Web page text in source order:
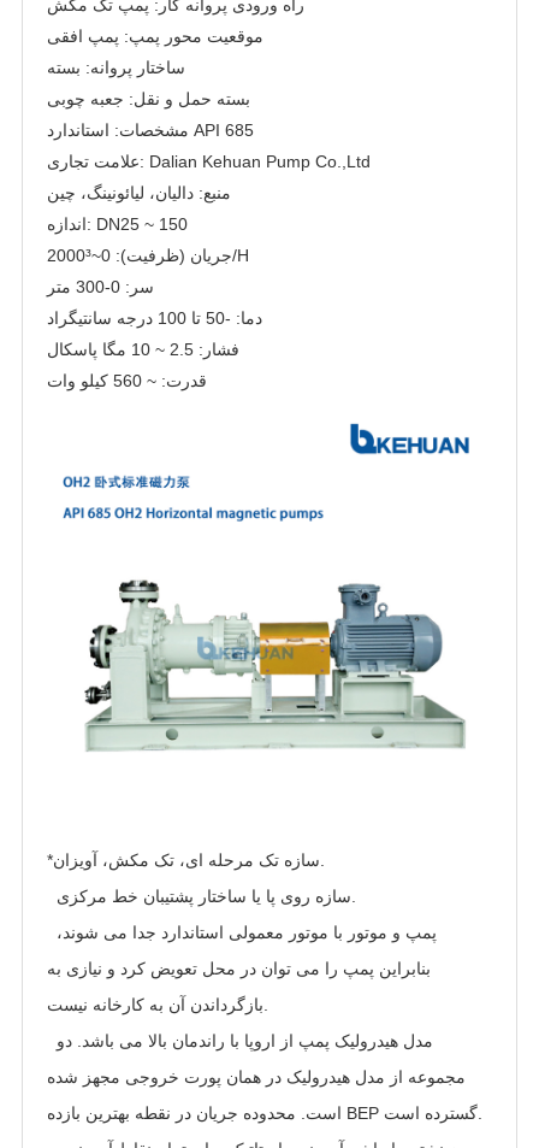
راه ورودی پروانه کار: پمپ تک مکش
موقعیت محور پمپ: پمپ افقی
ساختار پروانه: بسته
بسته حمل و نقل: جعبه چوبی
مشخصات: استاندارد API 685
علامت تجاری: Dalian Kehuan Pump Co.,Ltd
منبع: دالیان، لیائونینگ، چین
اندازه: DN25 ~ 150
جریان (ظرفیت): 0~2000³/H
سر: 0-300 متر
دما: -50 تا 100 درجه سانتیگراد
فشار: 2.5 ~ 10 مگا پاسکال
قدرت: ~ 560 کیلو وات
بنابراین پمپ را می توان در محل تعویض کرد و نیازی به
مجموعه از مدل هیدرولیک در همان پورت خروجی مجهز شده
است. محدوده جریان در نقطه بهترین بازده BEP گسترده است.